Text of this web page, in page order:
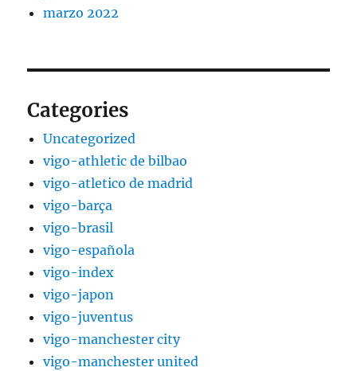
marzo 2022
Categories
Uncategorized
vigo-athletic de bilbao
vigo-atletico de madrid
vigo-barça
vigo-brasil
vigo-española
vigo-index
vigo-japon
vigo-juventus
vigo-manchester city
vigo-manchester united